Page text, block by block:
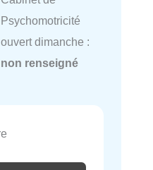
Psychomotricité
ouvert dimanche :
non renseigné